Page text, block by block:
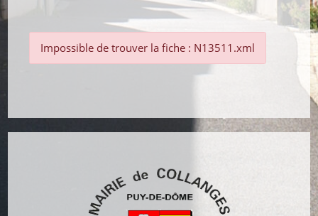
Impossible de trouver la fiche : N13511.xml